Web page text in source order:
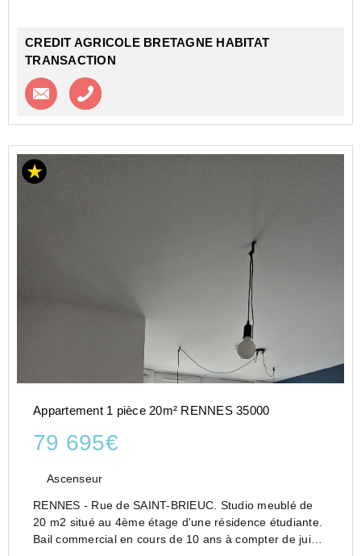
CREDIT AGRICOLE BRETAGNE HABITAT
TRANSACTION
Contacter l'agence
Appartement 1 pièce 20m² RENNES 35000
79 695€
Ascenseur
RENNES - Rue de SAINT-BRIEUC. Studio meublé de
20 m2 situé au 4ème étage d'une résidence étudiante.
Bail commercial en cours de 10 ans à compter de juin